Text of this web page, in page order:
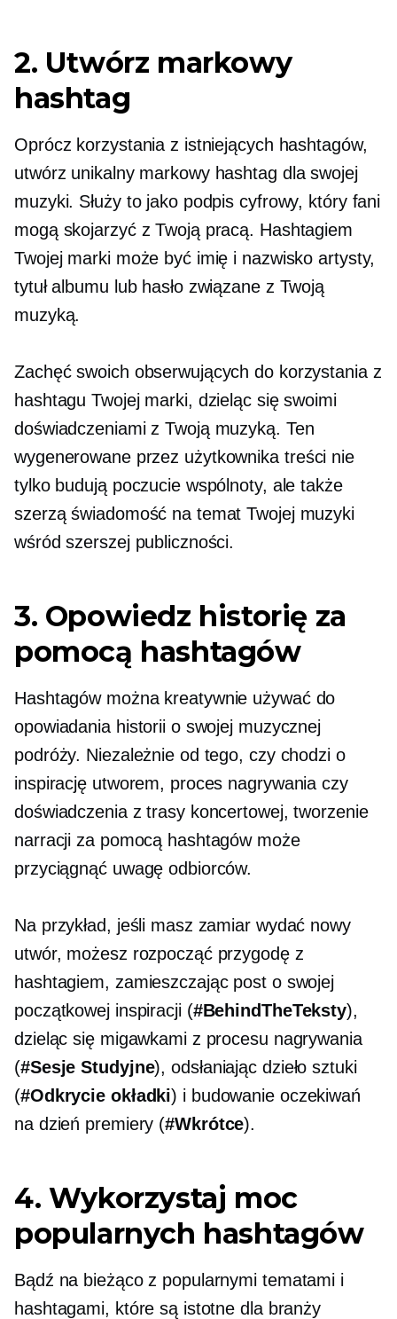
2. Utwórz markowy
hashtag
Oprócz korzystania z istniejących hashtagów,
utwórz unikalny markowy hashtag dla swojej
muzyki. Służy to jako podpis cyfrowy, który fani
mogą skojarzyć z Twoją pracą. Hashtagiem
Twojej marki może być imię i nazwisko artysty,
tytuł albumu lub hasło związane z Twoją
muzyką.
Zachęć swoich obserwujących do korzystania z
hashtagu Twojej marki, dzieląc się swoimi
doświadczeniami z Twoją muzyką. Ten
wygenerowane przez użytkownika treści nie
tylko budują poczucie wspólnoty, ale także
szerzą świadomość na temat Twojej muzyki
wśród szerszej publiczności.
3. Opowiedz historię za
pomocą hashtagów
Hashtagów można kreatywnie używać do
opowiadania historii o swojej muzycznej
podróży. Niezależnie od tego, czy chodzi o
inspirację utworem, proces nagrywania czy
doświadczenia z trasy koncertowej, tworzenie
narracji za pomocą hashtagów może
przyciągnąć uwagę odbiorców.
Na przykład, jeśli masz zamiar wydać nowy
utwór, możesz rozpocząć przygodę z
hashtagiem, zamieszczając post o swojej
początkowej inspiracji (#BehindTheTeksty),
dzieląc się migawkami z procesu nagrywania
(#Sesje Studyjne), odsłaniając dzieło sztuki
(#Odkrycie okładki) i budowanie oczekiwań
na dzień premiery (#Wkrótce).
4. Wykorzystaj moc
popularnych hashtagów
Bądź na bieżąco z popularnymi tematami i
hashtagami, które są istotne dla branży